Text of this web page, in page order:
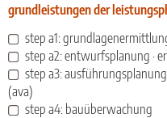
grundleistungen der
step a1:
step a2: entwurfsplanung ·
step a3:
(ava)
step a4: bauüberwachung